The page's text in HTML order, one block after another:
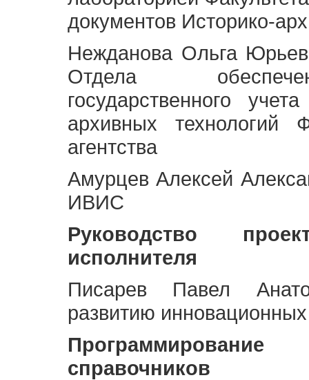
документов Историко-
Нежданова Ольга
Отдела
государственного
архивных технологий
агентства
Амурцев Алексей
ИВИС
Руководство
исполнителя
Писарев Павел
развитию
Программирование
справочников